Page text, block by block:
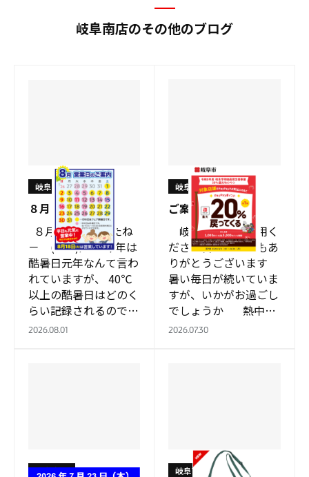
岐阜南店のその他のブログ
８月
岐阜南店
８月になりましたね
－ (^O^)／ 今年は
酷暑日元年なんて言わ
れていますが、 40℃
以上の酷暑日はどのく
らい記録されるのでし
ょうかね 「酷
2026.08.01
ご案内
岐阜南店
岐阜南店をご利用く
ださる皆様、いつもあ
りがとうございます
暑い毎日が続いていま
すが、いかがお過ごし
でしょうか 熱中症
対策に水分と共…
2026.07.30
岐阜南店 岐阜南店